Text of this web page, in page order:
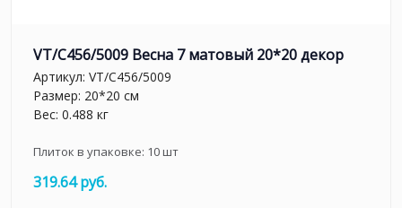
VT/C456/5009 Весна 7 матовый 20*20 декор
Артикул: VT/C456/5009
Размер: 20*20 см
Вес: 0.488 кг
Плиток в упаковке: 10шт
319.64 руб.